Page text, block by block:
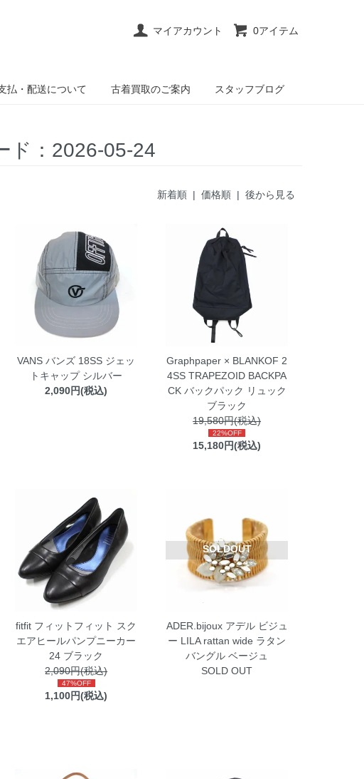
マイアカウント 0アイテム
払・配送について 古着買取のご案内 スタッフブログ
ド：2026-05-24
新着順 | 価格順 | 後から見る
VANS バンズ 18SS ジェッ
トキャップ シルバー
2,090円(税込)
Graphpaper × BLANKOF 2
4SS TRAPEZOID BACKPA
CK バックパック リュック
ブラック
19,580円(税込)
22%OFF
15,180円(税込)
fitfit フィットフィット スク
エアヒールパンプニーカー
24 ブラック
2,090円(税込)
47%OFF
1,100円(税込)
SOLDOUT
ADER.bijoux アデル ビジュ
ー LILA rattan wide ラタン
バングル ベージュ
SOLD OUT